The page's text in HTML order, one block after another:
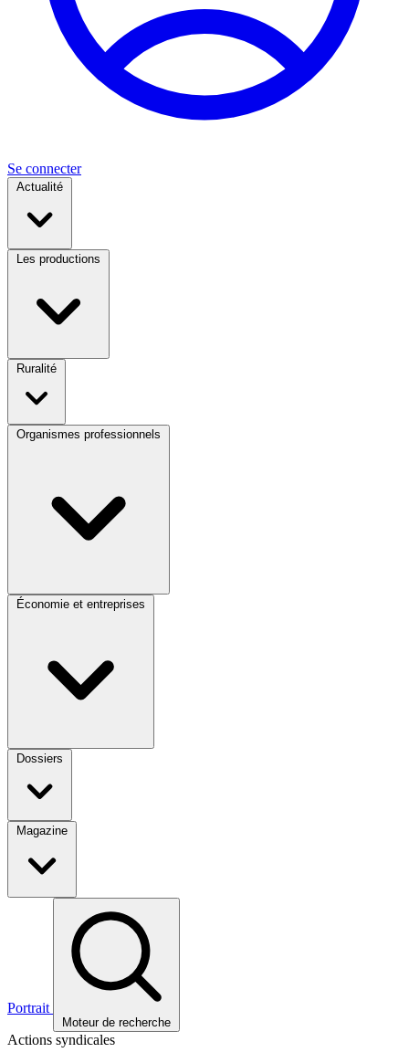
Se connecter
Actualité
Les productions
Ruralité
Organismes professionnels
Économie et entreprises
Dossiers
Magazine
Portrait
Moteur de recherche
Actions syndicales